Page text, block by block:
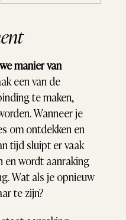
manier van
een van de
te maken,
Wanneer je
om ontdekken en
tijd sluipt er vaak
en wordt aanraking
Wat als je opnieuw
te zijn?